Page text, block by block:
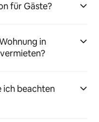
für Gäste?
in
ich beachten